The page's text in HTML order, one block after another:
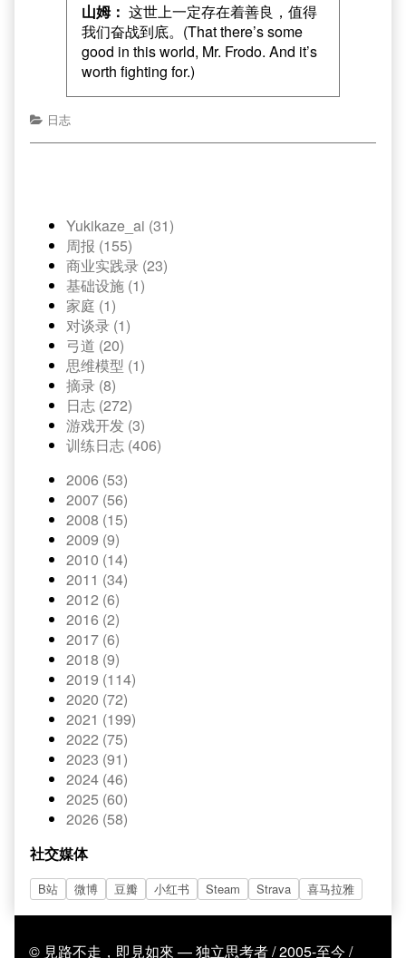
山姆： 这世上一定存在着善良，值得
我们奋战到底。(That there’s some
good in this world, Mr. Frodo. And it’s
worth fighting for.)
日志
Yukikaze_ai (31)
周报 (155)
商业实践录 (23)
基础设施 (1)
家庭 (1)
对谈录 (1)
弓道 (20)
思维模型 (1)
摘录 (8)
日志 (272)
游戏开发 (3)
训练日志 (406)
2006 (53)
2007 (56)
2008 (15)
2009 (9)
2010 (14)
2011 (34)
2012 (6)
2016 (2)
2017 (6)
2018 (9)
2019 (114)
2020 (72)
2021 (199)
2022 (75)
2023 (91)
2024 (46)
2025 (60)
2026 (58)
社交媒体
B站 微博 豆瓣 小红书 Steam Strava 喜马拉雅
© 見路不走，即見如來 — 独立思考者 / 2005-至今 /